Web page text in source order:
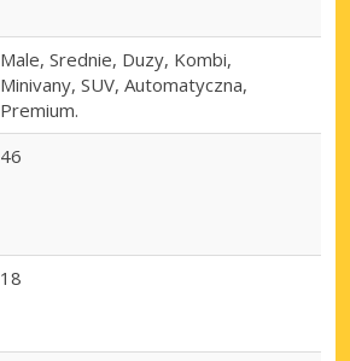
Male, Srednie, Duzy, Kombi,
Minivany, SUV, Automatyczna,
Premium.
46
18